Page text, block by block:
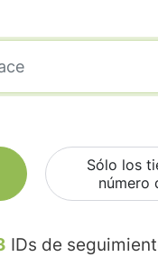
Sólo los
número
IDs de